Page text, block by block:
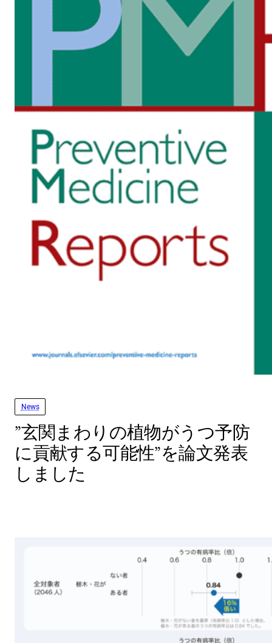
News
”玄関まわりの植物がうつ予防
に貢献する可能性”を論文発表
しました